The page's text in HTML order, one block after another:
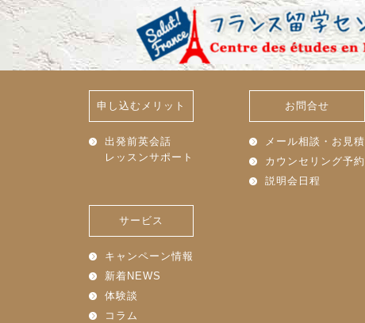
申し込むメリット
出発前英会話
レッスンサポート
お問合せ
メール相談・お見積
カウンセリング予約
説明会日程
サービス
キャンペーン情報
新着NEWS
体験談
コラム